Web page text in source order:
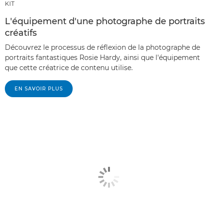
KIT
L'équipement d'une photographe de portraits
créatifs
Découvrez le processus de réflexion de la photographe de
portraits fantastiques Rosie Hardy, ainsi que l'équipement
que cette créatrice de contenu utilise.
EN SAVOIR PLUS